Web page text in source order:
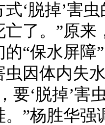
‘脱掉’害
亡了。”原
的“保水屏障
虫因体内失
‘脱掉’害
。”杨胜华强